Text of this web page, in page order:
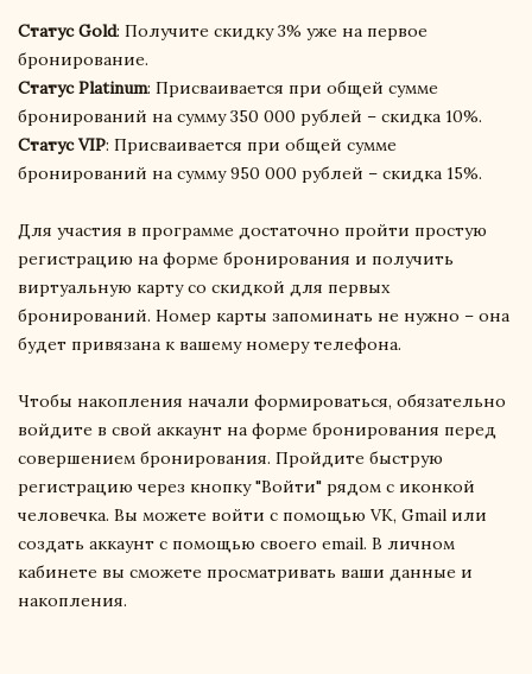
Статус Gold: Получите скидку 3% уже на первое
бронирование.
Статус Platinum: Присваивается при общей сумме
бронирований на сумму 350 000 рублей – скидка 10%.
Статус VIP: Присваивается при общей сумме
бронирований на сумму 950 000 рублей – скидка 15%.
Для участия в программе достаточно пройти простую
регистрацию на форме бронирования и получить
виртуальную карту со скидкой для первых
бронирований. Номер карты запоминать не нужно – она
будет привязана к вашему номеру телефона.
Чтобы накопления начали формироваться, обязательно
войдите в свой аккаунт на форме бронирования перед
совершением бронирования. Пройдите быструю
регистрацию через кнопку "Войти" рядом с иконкой
человечка. Вы можете войти с помощью VK, Gmail или
создать аккаунт с помощью своего email. В личном
кабинете вы сможете просматривать ваши данные и
накопления.